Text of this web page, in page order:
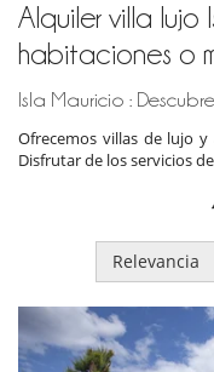
Alquiler villa lujo
habitaciones o
Isla Mauricio :
Ofrecemos villas de lujo
Disfrutar de los servicios
Relevancia